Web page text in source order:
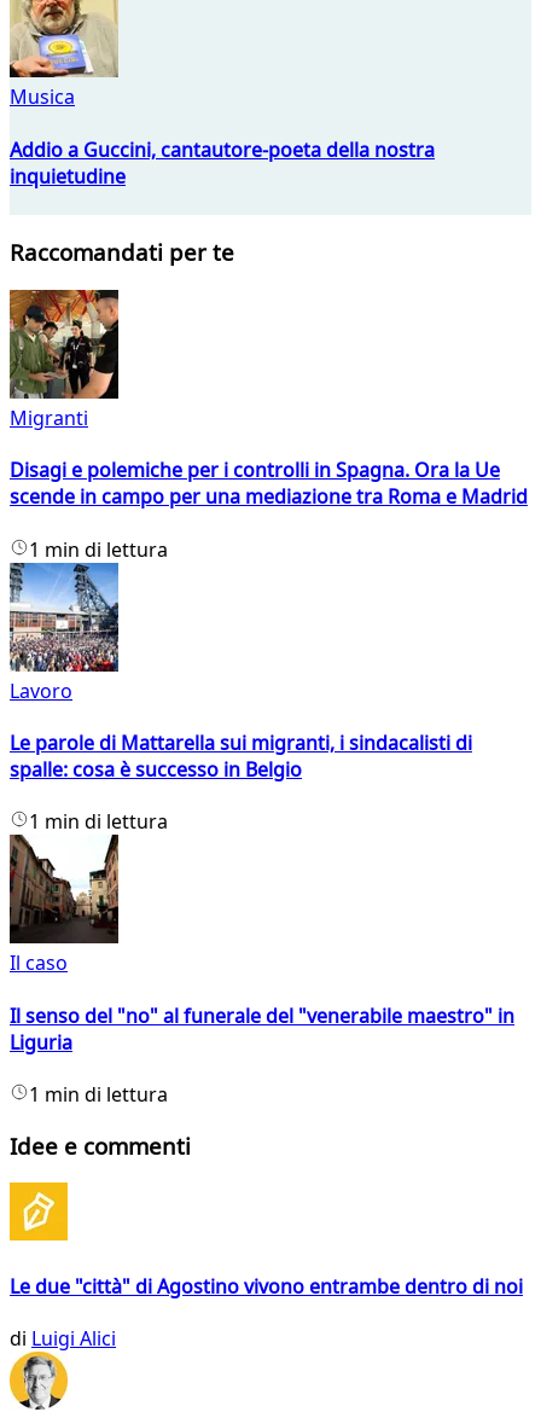
Musica
Addio a Guccini, cantautore-poeta della nostra
inquietudine
Raccomandati per te
Migranti
Disagi e polemiche per i controlli in Spagna. Ora la Ue
scende in campo per una mediazione tra Roma e Madrid
1 min di lettura
Lavoro
Le parole di Mattarella sui migranti, i sindacalisti di
spalle: cosa è successo in Belgio
1 min di lettura
Il caso
Il senso del "no" al funerale del "venerabile maestro" in
Liguria
1 min di lettura
Idee e commenti
Le due "città" di Agostino vivono entrambe dentro di noi
di Luigi Alici